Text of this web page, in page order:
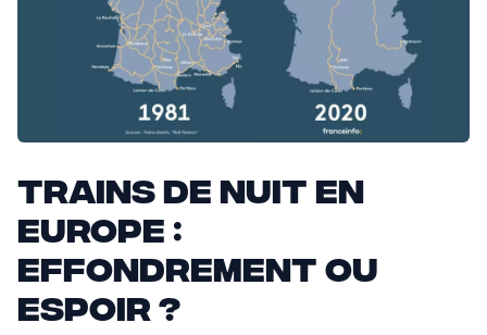
Trains de nuit en
Europe :
effondrement ou
espoir ?